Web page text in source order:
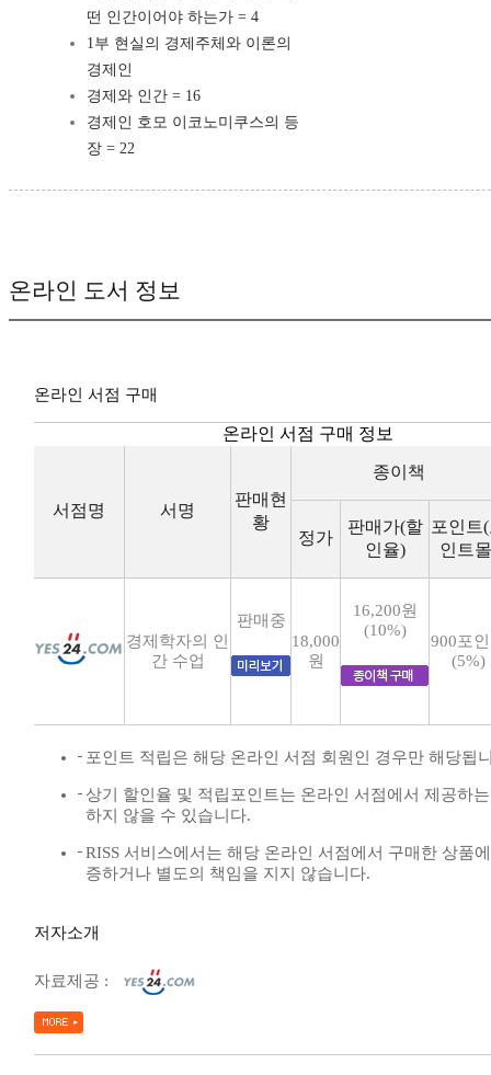
떤 인간이어야 하는가 = 4
1부 현실의 경제주체와 이론의
경제인
경제와 인간 = 16
경제인 호모 이코노미쿠스의 등
장 = 22
온라인 도서 정보
온라인 서점 구매
온라인 서점 구매 정보
서점명 서명
판매현
황
종이책
정가
판매가(할
인율)
포인트
인트
경제학자의 인
간 수업
판매중
18,000
원
16,200원
(10%)
900포
(5%)
포인트 적립은 해당 온라인 서점 회원인 경우만 해당됩
상기 할인율 및 적립포인트는 온라인 서점에서 제공하
하지 않을 수 있습니다.
RISS 서비스에서는 해당 온라인 서점에서 구매한 상품
증하거나 별도의 책임을 지지 않습니다.
저자소개
자료제공 :